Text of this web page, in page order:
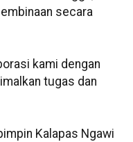
secara
kami dengan
tugas dan
Kalapas Ngawi